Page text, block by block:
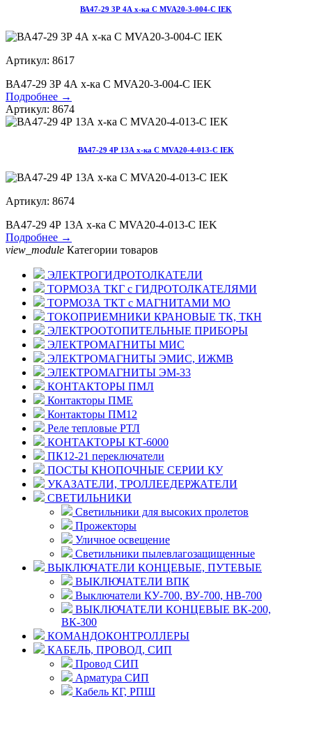
ВА47-29 3Р 4А х-ка С MVA20-3-004-С IEK
Артикул: 8617
ВА47-29 3Р 4А х-ка С MVA20-3-004-С IEK
Подробнее →
Артикул: 8674
ВА47-29 4Р 13А х-ка С MVA20-4-013-С IEK
Артикул: 8674
ВА47-29 4Р 13А х-ка С MVA20-4-013-С IEK
Подробнее →
view_module Категории товаров
ЭЛЕКТРОГИДРОТОЛКАТЕЛИ
ТОРМОЗА ТКГ с ГИДРОТОЛКАТЕЛЯМИ
ТОРМОЗА ТКТ с МАГНИТАМИ МО
ТОКОПРИЕМНИКИ КРАНОВЫЕ ТК, ТКН
ЭЛЕКТРООТОПИТЕЛЬНЫЕ ПРИБОРЫ
ЭЛЕКТРОМАГНИТЫ МИС
ЭЛЕКТРОМАГНИТЫ ЭМИС, ИЖМВ
ЭЛЕКТРОМАГНИТЫ ЭМ-33
КОНТАКТОРЫ ПМЛ
Контакторы ПМЕ
Контакторы ПМ12
Реле тепловые РТЛ
КОНТАКТОРЫ КТ-6000
ПК12-21 переключатели
ПОСТЫ КНОПОЧНЫЕ СЕРИИ КУ
УКАЗАТЕЛИ, ТРОЛЛЕЕДЕРЖАТЕЛИ
СВЕТИЛЬНИКИ
Светильники для высоких пролетов
Прожекторы
Уличное освещение
Светильники пылевлагозащищенные
ВЫКЛЮЧАТЕЛИ КОНЦЕВЫЕ, ПУТЕВЫЕ
ВЫКЛЮЧАТЕЛИ ВПК
Выключатели КУ-700, ВУ-700, НВ-700
ВЫКЛЮЧАТЕЛИ КОНЦЕВЫЕ ВК-200,
ВК-300
КОМАНДОКОНТРОЛЛЕРЫ
КАБЕЛЬ, ПРОВОД, СИП
Провод СИП
Арматура СИП
Кабель КГ, РПШ